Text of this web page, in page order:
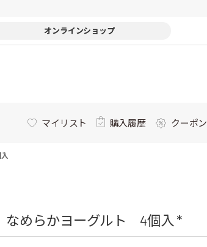
オンラインショップ
マイリスト 購入履歴 クーポン
めらかヨーグルト 4個入 *